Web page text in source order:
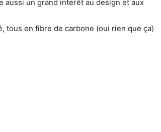
un grand intérêt au design et aux
tous en fibre de carbone (oui rien que ça)